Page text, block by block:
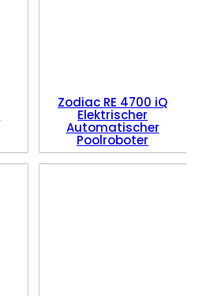
Zodiac RE 4700 iQ
Elektrischer
Automatischer
Poolroboter